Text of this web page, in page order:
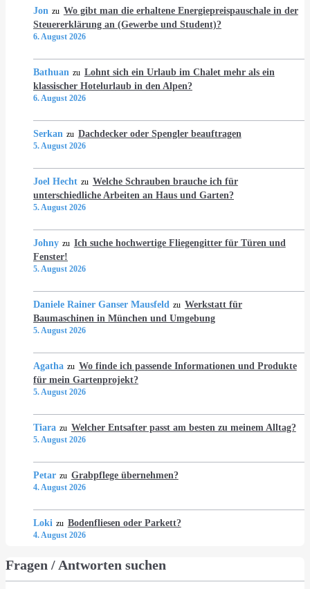
Jon zu Wo gibt man die erhaltene Energiepreispauschale in der
Steuererklärung an (Gewerbe und Student)?
6. August 2026
Bathuan zu Lohnt sich ein Urlaub im Chalet mehr als ein
klassischer Hotelurlaub in den Alpen?
6. August 2026
Serkan zu Dachdecker oder Spengler beauftragen
5. August 2026
Joel Hecht zu Welche Schrauben brauche ich für
unterschiedliche Arbeiten an Haus und Garten?
5. August 2026
Johny zu Ich suche hochwertige Fliegengitter für Türen und
Fenster!
5. August 2026
Daniele Rainer Ganser Mausfeld zu Werkstatt für
Baumaschinen in München und Umgebung
5. August 2026
Agatha zu Wo finde ich passende Informationen und Produkte
für mein Gartenprojekt?
5. August 2026
Tiara zu Welcher Entsafter passt am besten zu meinem Alltag?
5. August 2026
Petar zu Grabpflege übernehmen?
4. August 2026
Loki zu Bodenfliesen oder Parkett?
4. August 2026
Fragen / Antworten suchen